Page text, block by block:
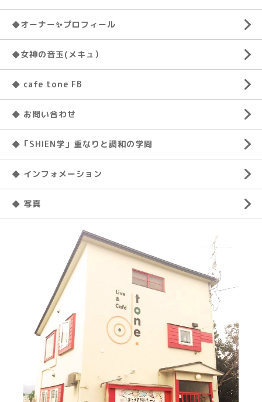
◆オーナー✨プロフィール
◆女神の音玉(メキュ）
◆ cafe tone FB
◆ お問い合わせ
◆「SHIEN学」重なりと調和の学問
◆ インフォメーション
◆ 写真